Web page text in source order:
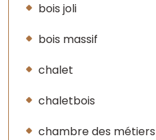
bois joli
bois massif
chalet
chaletbois
chambre des métiers